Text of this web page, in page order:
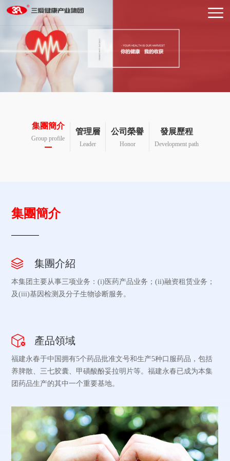
集團簡介
Group profile
管理層
Leader
公司榮譽
Honor
發展歷程
Development path
集團簡介
集團介紹
本集团主要从事三项业务：(i)医药产品业务；(ii)融资租赁业务；
及(iii)基因检测及分子生物诊断服务。
產品領域
福建永春于中国拥有5个药品批准文号和生产5种口服药品，包括
养脾散、三七胶囊、甲磺酸酚妥拉明片等。福建永春已成为本集
团药品生产的其中一个重要基地。